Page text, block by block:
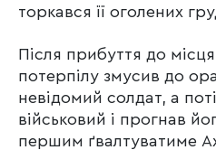
торкався її оголених
Після прибуття до
потерпілу змусив до
невідомий солдат, а
військовий і прогнав
першим ґвалтуватиме